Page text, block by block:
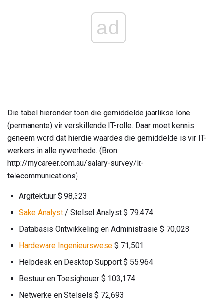
ad
Die tabel hieronder toon die gemiddelde jaarlikse lone
(permanente) vir verskillende IT-rolle. Daar moet kennis
geneem word dat hierdie waardes die gemiddelde is vir IT-
werkers in alle nywerhede. (Bron:
http://mycareer.com.au/salary-survey/it-
telecommunications)
Argitektuur $ 98,323
Sake Analyst / Stelsel Analyst $ 79,474
Databasis Ontwikkeling en Administrasie $ 70,028
Hardeware Ingenieurswese $ 71,501
Helpdesk en Desktop Support $ 55,964
Bestuur en Toesighouer $ 103,174
Netwerke en Stelsels $ 72,693